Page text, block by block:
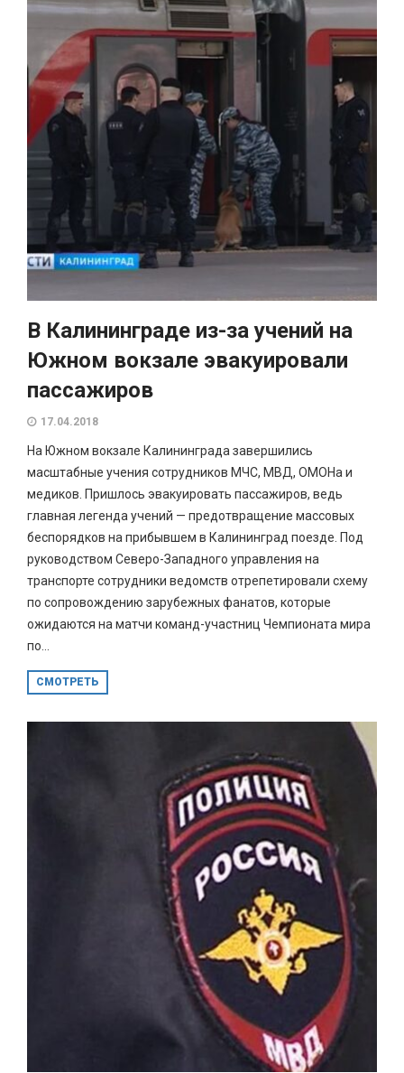
В Калининграде из-за учений на
Южном вокзале эвакуировали
пассажиров
17.04.2018
На Южном вокзале Калининграда завершились
масштабные учения сотрудников МЧС, МВД, ОМОНа и
медиков. Пришлось эвакуировать пассажиров, ведь
главная легенда учений — предотвращение массовых
беспорядков на прибывшем в Калининград поезде. Под
руководством Северо-Западного управления на
транспорте сотрудники ведомств отрепетировали схему
по сопровождению зарубежных фанатов, которые
ожидаются на матчи команд-участниц Чемпионата мира
по...
СМОТРЕТЬ